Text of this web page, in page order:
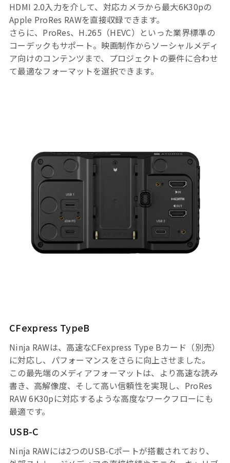
HDMI 2.0入力を介して、対応カメラから最大6K30pの
Apple ProRes RAWを直接収録できます。
さらに、ProRes、H.265（HEVC）といった業界標準の
コーデックもサポート。映画制作からソーシャルメディ
ア向けのコンテンツまで、プロジェクトの要件に合わせ
て最適なフォーマットを選択できます。
CFexpress TypeB
Ninja RAWは、高速なCFexpress Type Bカード（別売）
に対応し、パフォーマンスをさらに向上させました。
この最先端のメディアフォーマットは、より高速な読み
書き、高解像度、そして高い信頼性を実現し、ProRes
RAW 6K30pに対応するような高度なワークフローにも
最適です。
USB-C
Ninja RAWには2つのUSB-Cポートが搭載されており、